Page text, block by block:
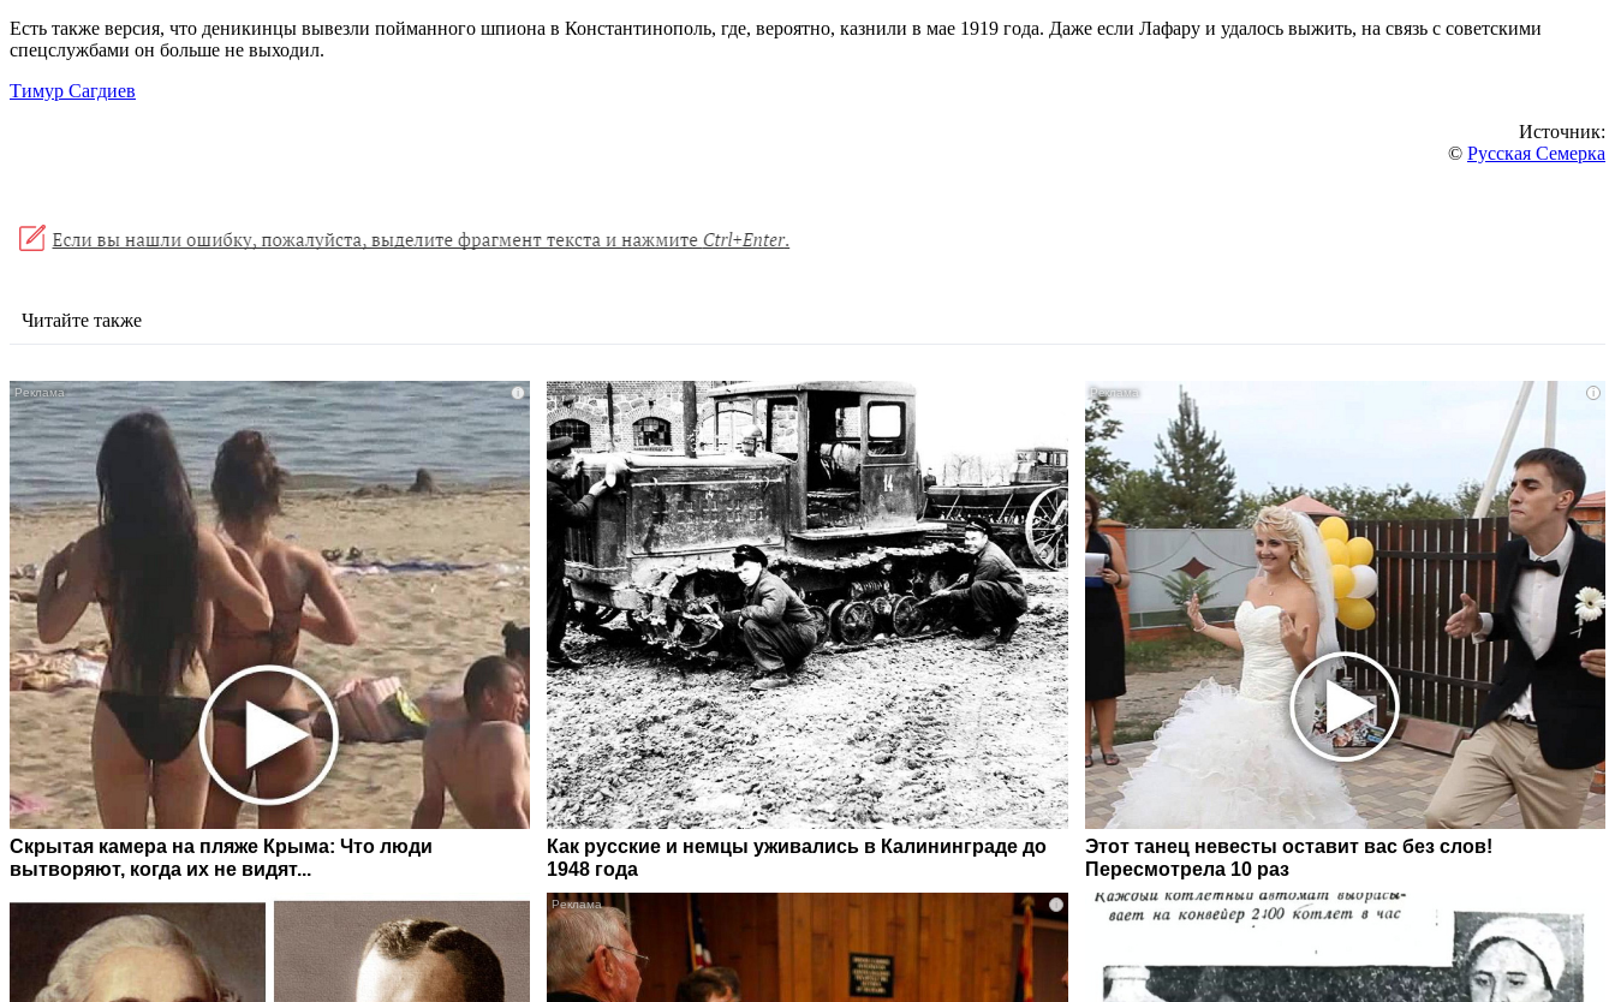
Есть также версия, что деникинцы вывезли пойманного шпиона в Константинополь, где, вероятно, казнили в мае 1919 года. Даже если Лафару и удалось выжить, на связь с советскими
спецслужбами он больше не выходил.
Тимур Сагдиев
Источник:
© Русская Семерка
Читайте также
i
Скрытая камера на пляже Крыма: Что люди
вытворяют, когда их не видят...
Как русские и немцы уживались в Калининграде до
1948 года
i
Этот танец невесты оставит вас без слов!
Пересмотрела 10 раз
i